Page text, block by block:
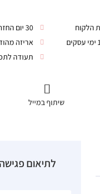
הלקוח
30 יום החזר כספי/החלפה
אריזה
תעודה
שיתוף במייל
לתיאום